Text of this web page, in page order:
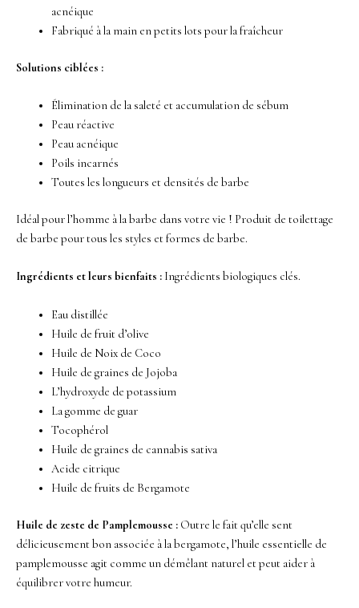
acnéique
Fabriqué à la main en petits lots pour la fraîcheur
Solutions ciblées :
Élimination de la saleté et accumulation de sébum
Peau réactive
Peau acnéique
Poils incarnés
Toutes les longueurs et densités de barbe
Idéal pour l’homme à la barbe dans votre vie ! Produit de toilettage
de barbe pour tous les styles et formes de barbe.
Ingrédients et leurs bienfaits : Ingrédients biologiques clés.
Eau distillée
Huile de fruit d’olive
Huile de Noix de Coco
Huile de graines de Jojoba
L’hydroxyde de potassium
La gomme de guar
Tocophérol
Huile de graines de cannabis sativa
Acide citrique
Huile de fruits de Bergamote
Huile de zeste de Pamplemousse : Outre le fait qu’elle sent
délicieusement bon associée à la bergamote, l’huile essentielle de
pamplemousse agit comme un démêlant naturel et peut aider à
équilibrer votre humeur.